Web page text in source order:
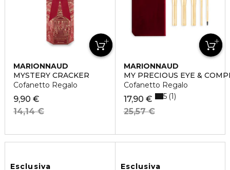
MARIONNAUD
MYSTERY CRACKER
Cofanetto Regalo
9,90 €
14,14 €
MARIONNAUD
MY PRECIOUS EYE &
Cofanetto Regalo
17,90 €
25,57 €
5 1
Esclusiva Esclusiva